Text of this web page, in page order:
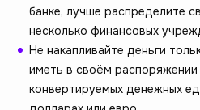
банке, лучше распределите
несколько финансовых
Не накапливайте деньги
иметь в своём распоряжении
конвертируемых денежных